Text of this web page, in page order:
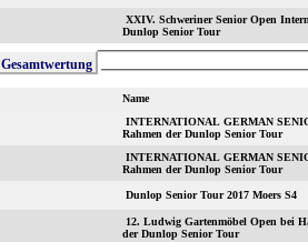
XXIV. Schweriner Senior Open International S3 im
Dunlop Senior Tour
Gesamtwertung
Name
INTERNATIONAL GERMAN
Rahmen der Dunlop Senior Tour
INTERNATIONAL GERMAN
Rahmen der Dunlop Senior Tour
Dunlop Senior Tour 2017 Moers S4
12. Ludwig Gartenmöbel Open bei
der Dunlop Senior Tour